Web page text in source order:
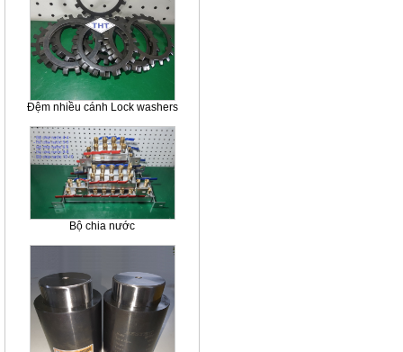
Đệm nhiều cánh Lock washers
Bộ chia nước